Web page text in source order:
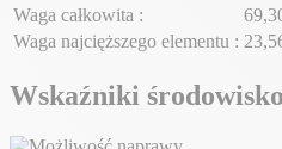
Waga całkowita :
Waga najcięższego elementu :
Wskaźniki